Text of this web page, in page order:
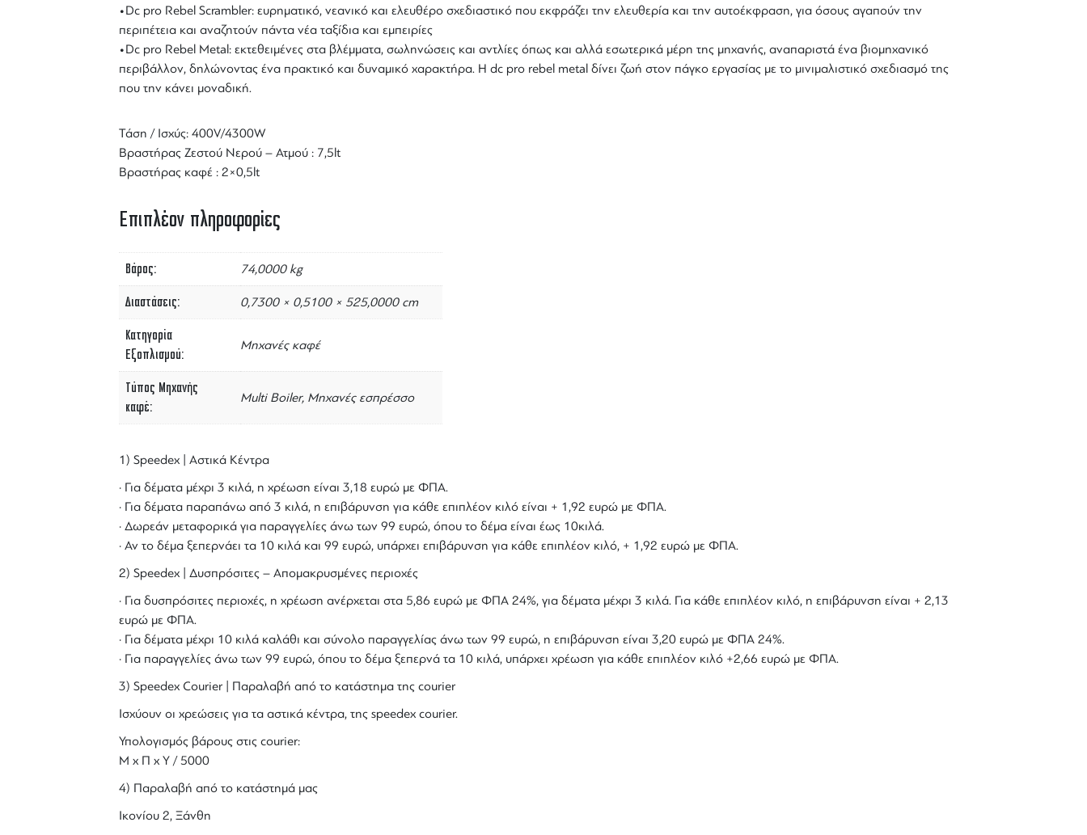
•Dc pro Rebel Scrambler: ευρηματικό, νεανικό και ελευθέρο σχεδιαστικό που εκφράζει την ελευθερία και την αυτοέκφραση, για όσους αγαπούν την
περιπέτεια και αναζητούν πάντα νέα ταξίδια και εμπειρίες
•Dc pro Rebel Metal: εκτεθειμένες στα βλέμματα, σωληνώσεις και αντλίες όπως και αλλά εσωτερικά μέρη της μηχανής, αναπαριστά ένα βιομηχανικό
περιβάλλον, δηλώνοντας ένα πρακτικό και δυναμικό χαρακτήρα. Η dc pro rebel metal δίνει ζωή στον πάγκο εργασίας με το μινιμαλιστικό σχεδιασμό της
που την κάνει μοναδική.
Τάση / Ισχύς: 400V/4300W
Βραστήρας Ζεστού Νερού – Ατμού : 7,5lt
Βραστήρας καφέ : 2×0,5lt
Επιπλέον πληροφορίες
Βάρος 74,0000 kg
Διαστάσεις 0,7300 × 0,5100 × 525,0000 cm
Κατηγορία
Εξοπλισμού
Μηχανές καφέ
Τύπος Μηχανής
καφέ
Multi Boiler, Μηχανές εσπρέσσο
1) Speedex | Αστικά Κέντρα
· Για δέματα μέχρι 3 κιλά, η χρέωση είναι 3,18 ευρώ με ΦΠΑ.
· Για δέματα παραπάνω από 3 κιλά, η επιβάρυνση για κάθε επιπλέον κιλό είναι + 1,92 ευρώ με ΦΠΑ.
· Δωρεάν μεταφορικά για παραγγελίες άνω των 99 ευρώ, όπου το δέμα είναι έως 10κιλά.
· Αν το δέμα ξεπερνάει τα 10 κιλά και 99 ευρώ, υπάρχει επιβάρυνση για κάθε επιπλέον κιλό, + 1,92 ευρώ με ΦΠΑ.
2) Speedex | Δυσπρόσιτες – Απομακρυσμένες περιοχές
· Για δυσπρόσιτες περιοχές, η χρέωση ανέρχεται στα 5,86 ευρώ με ΦΠΑ 24%, για δέματα μέχρι 3 κιλά. Για κάθε επιπλέον κιλό, η επιβάρυνση είναι + 2,13
ευρώ με ΦΠΑ.
· Για δέματα μέχρι 10 κιλά καλάθι και σύνολο παραγγελίας άνω των 99 ευρώ, η επιβάρυνση είναι 3,20 ευρώ με ΦΠΑ 24%.
· Για παραγγελίες άνω των 99 ευρώ, όπου το δέμα ξεπερνά τα 10 κιλά, υπάρχει χρέωση για κάθε επιπλέον κιλό +2,66 ευρώ με ΦΠΑ.
3) Speedex Courier | Παραλαβή από το κατάστημα της courier
Ισχύουν οι χρεώσεις για τα αστικά κέντρα, της speedex courier.
Υπολογισμός βάρους στις courier:
Μ x Π x Y / 5000
4) Παραλαβή από το κατάστημά μας
Ικονίου 2, Ξάνθη